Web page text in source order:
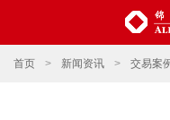
首页 > 新闻资讯 > 交易案